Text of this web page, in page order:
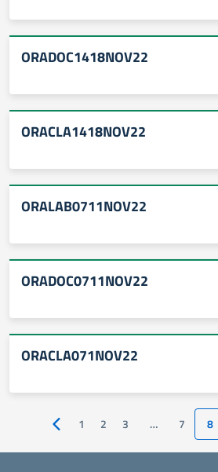
ORADOC1418NOV22
ORACLA1418NOV22
ORALAB0711NOV22
ORADOC0711NOV22
ORACLA071NOV22
Pagina precedente
1 2 3 … 7 8